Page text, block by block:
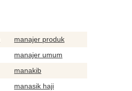
manajer produk
manajer umum
manakib
manasik haji